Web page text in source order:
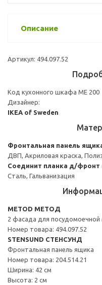
Описание
Артикул: 494.097.52
Код кухонного шкафа ME 200
Дизайнер:
IKEA of Sweden
Фронтальная панель
ДВП, Акриловая краска,
Соединит планка д/фронт
Сталь, Гальванизация
METOD МЕТОД
2 фасада для
Номер товара: 494.097.52
STENSUND СТЕНСУНД
Фронтальная панель ящика
Номер товара: 204.514.21
Ширина: 42 см
Высота: 2 см